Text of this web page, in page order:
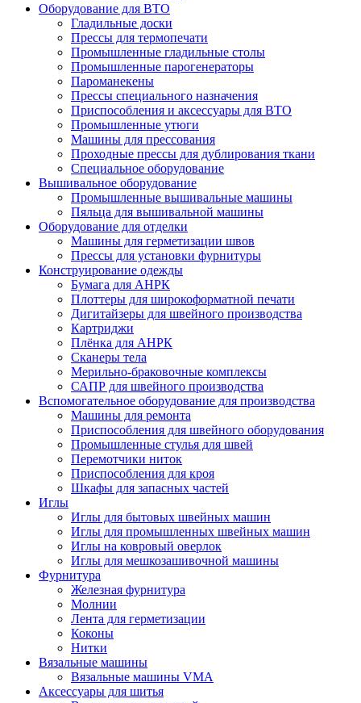
Оборудование для ВТО
Гладильные доски
Прессы для термопечати
Промышленные гладильные столы
Промышленные парогенераторы
Пароманекены
Прессы специального назначения
Приспособления и аксессуары для ВТО
Промышленные утюги
Машины для прессования
Проходные прессы для дублирования ткани
Специальное оборудование
Вышивальное оборудование
Промышленные вышивальные машины
Пяльца для вышивальной машины
Оборудование для отделки
Машины для герметизации швов
Прессы для установки фурнитуры
Конструирование одежды
Бумага для АНРК
Плоттеры для широкоформатной печати
Дигитайзеры для швейного производства
Картриджи
Плёнка для АНРК
Сканеры тела
Мерильно-браковочные комплексы
САПР для швейного производства
Вспомогательное оборудование для производства
Машины для ремонта
Приспособления для швейного оборудования
Промышленные стулья для швей
Перемотчики ниток
Приспособления для кроя
Шкафы для запасных частей
Иглы
Иглы для бытовых швейных машин
Иглы для промышленных швейных машин
Иглы на ковровый оверлок
Иглы для мешкозашивочной машины
Фурнитура
Железная фурнитура
Молнии
Лента для герметизации
Коконы
Нитки
Вязальные машины
Вязальные машины VMA
Аксессуары для шитья